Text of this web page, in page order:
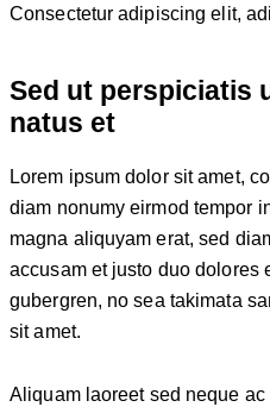
Consectetur adipiscing elit,
Sed ut perspiciatis
natus et
Lorem ipsum dolor sit amet,
diam nonumy eirmod tempor
magna aliquyam erat, sed
accusam et justo duo dolores
gubergren, no sea takimata
sit amet.
Aliquam laoreet sed neque